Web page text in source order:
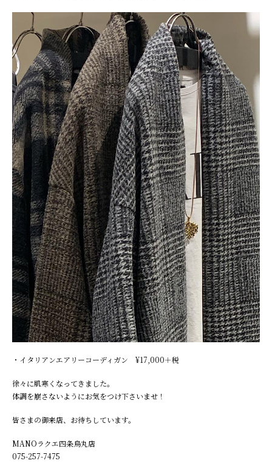
・イタリアンエアリーコーディガン ¥17,000＋税
徐々に肌寒くなってきました。
体調を崩さないようにお気をつけ下さいませ！
皆さまの御来店、お待ちしています。
MANOラクエ四条烏丸店
075-257-7475